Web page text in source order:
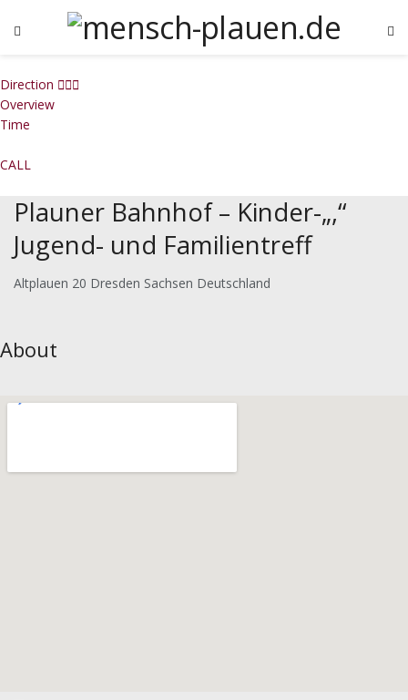
Direction
Overview
Time
CALL
Plauner Bahnhof – Kinder-„,“
Jugend- und Familientreff
Altplauen 20 Dresden Sachsen Deutschland
About